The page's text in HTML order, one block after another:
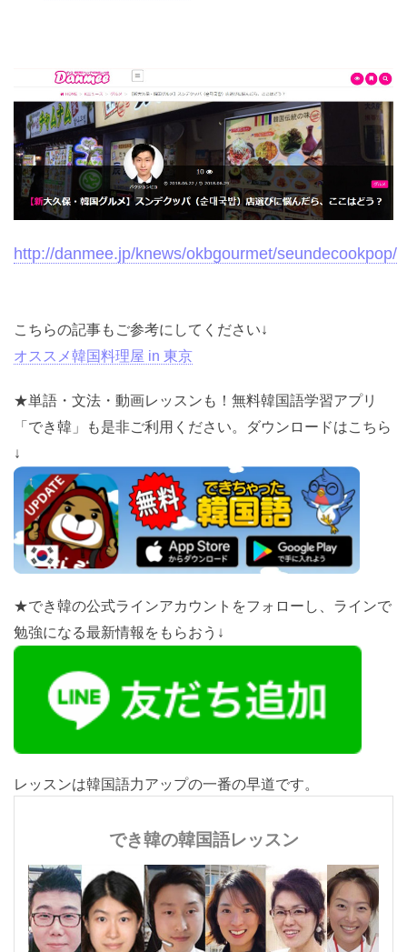
http://danmee.jp/knews/okbgourmet/seundecookpop/
こちらの記事もご参考にしてください↓
オススメ韓国料理屋 in 東京
★単語・文法・動画レッスンも！無料韓国語学習アプリ
「でき韓」も是非ご利用ください。ダウンロードはこちら
↓
★でき韓の公式ラインアカウントをフォローし、ラインで
勉強になる最新情報をもらおう↓
レッスンは韓国語力アップの一番の早道です。
でき韓の韓国語レッスン